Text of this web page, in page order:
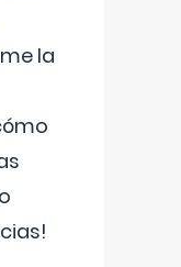
la